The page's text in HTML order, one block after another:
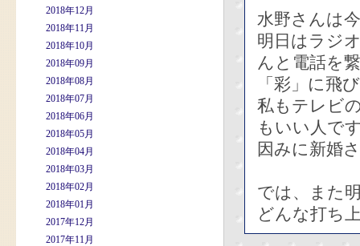
2018年12月
2018年11月
2018年10月
2018年09月
2018年08月
2018年07月
2018年06月
2018年05月
2018年04月
2018年03月
2018年02月
2018年01月
2017年12月
2017年11月
水野さんは
明日はラジ
んと電話を
「彩」に飛
私もテレビ
もいい人で
因みに新婚
では、また
どんな打ち